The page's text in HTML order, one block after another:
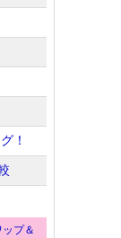
！
プ＆